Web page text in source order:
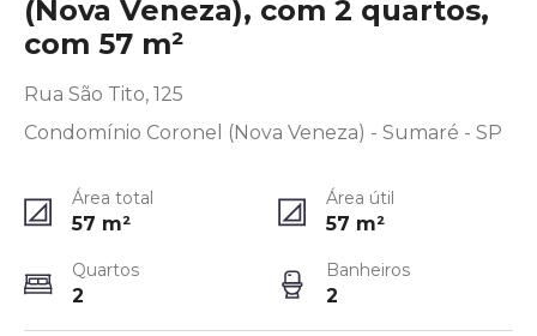
(Nova Veneza), com 2 quartos,
com 57 m²
Rua São Tito, 125
Condomínio Coronel (Nova Veneza) - Sumaré - SP
Área total
57 m²
Área útil
57 m²
Quartos
2
Banheiros
2